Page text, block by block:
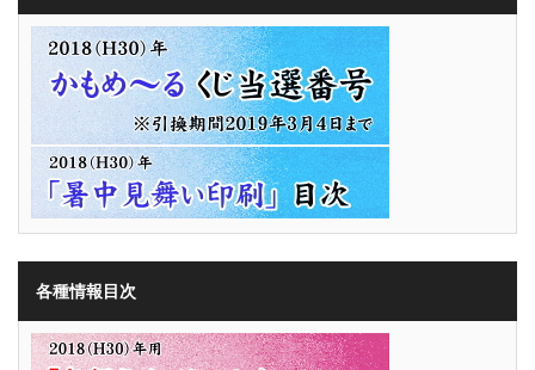
各種情報目次